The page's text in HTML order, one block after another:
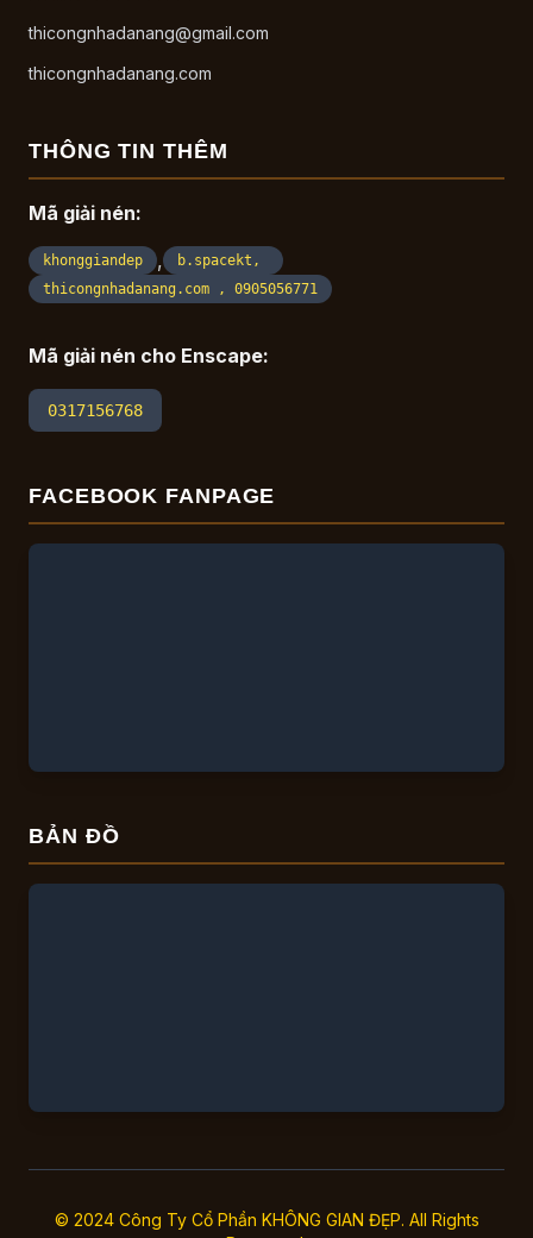
thicongnhadanang@gmail.com
thicongnhadanang.com
THÔNG TIN THÊM
Mã giải nén:
khonggiandep ,
b.spacekt,
thicongnhadanang.com , 0905056771
Mã giải nén cho Enscape:
0317156768
FACEBOOK FANPAGE
BẢN ĐỒ
© 2024 Công Ty Cổ Phần KHÔNG GIAN ĐẸP. All Rights